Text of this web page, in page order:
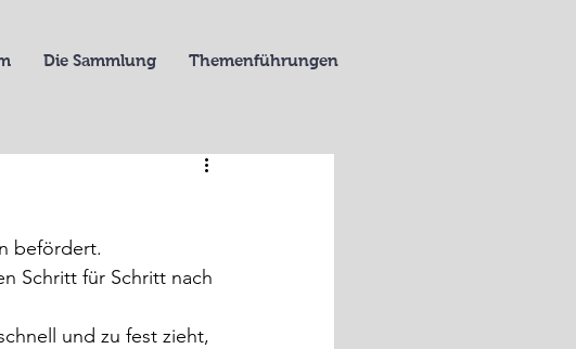
Die Sammlung Themenführungen
befördert.
Schritt für Schritt nach
und zu fest zieht,